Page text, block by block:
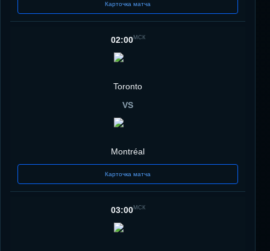
Карточка матча
02:00МСК
Toronto
VS
Montréal
Карточка матча
03:00МСК